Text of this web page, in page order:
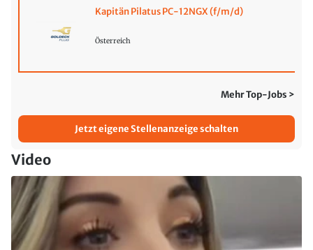
Kapitän Pilatus PC-12NGX (f/m/d)
Österreich
Mehr Top-Jobs >
Jetzt eigene Stellenanzeige schalten
Video